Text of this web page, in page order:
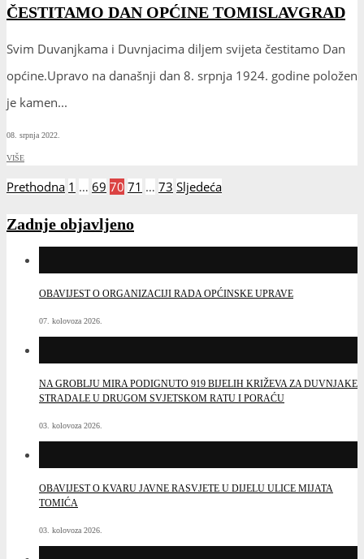
ČESTITAMO DAN OPĆINE TOMISLAVGRAD
Svim Duvanjkama i Duvnjacima diljem svijeta čestitamo Dan
općine.Upravo na današnji dan 8. srpnja 1924. godine položen
je kamen...
08. srpnja 2022.
VIŠE
Brojevi
objava
Prethodna 1 … 69 70 71 … 73 Sljedeća
Zadnje objavljeno
OBAVIJEST O ORGANIZACIJI RADA OPĆINSKE UPRAVE
07. kolovoza 2026.
NA GROBLJU MIRA PODIGNUTO 919 BIJELIH KRIŽEVA ZA DUVNJAKE
STRADALE U DRUGOM SVJETSKOM RATU I PORAĆU
03. kolovoza 2026.
OBAVIJEST O KVARU JAVNE RASVJETE U DIJELU ULICE MIJATA
TOMIĆA
03. kolovoza 2026.